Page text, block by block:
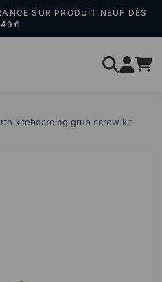
SUR PRODUIT NEUF DÈS
kiteboarding grub screw kit